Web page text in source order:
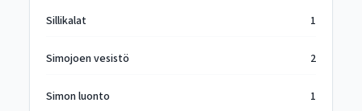
Sillikalat 1
Simojoen vesistö 2
Simon luonto 1